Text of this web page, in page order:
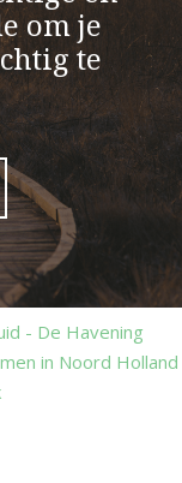
om je
te
- De Havening
in Noord Holland